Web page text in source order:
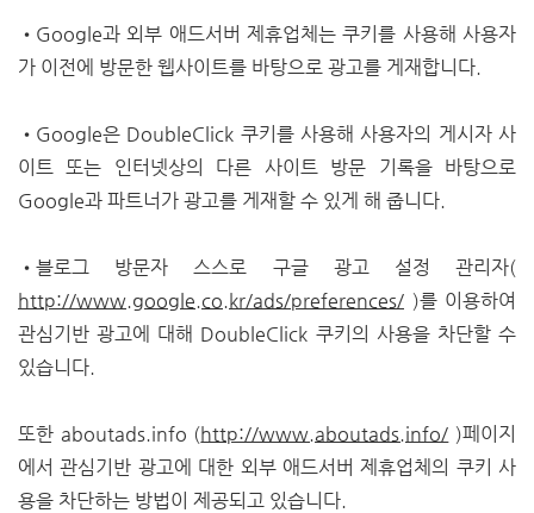
•Google과 외부 애드서버 제휴업체는 쿠키를 사용해 사용자
가 이전에 방문한 웹사이트를 바탕으로 광고를 게재합니다.
•Google은 DoubleClick 쿠키를 사용해 사용자의 게시자 사
이트 또는 인터넷상의 다른 사이트 방문 기록을 바탕으로
Google과 파트너가 광고를 게재할 수 있게 해 줍니다.
•블로그 방문자 스스로 구글 광고 설정 관리자(
http://www.google.co.kr/ads/preferences/ )를 이용하여
관심기반 광고에 대해 DoubleClick 쿠키의 사용을 차단할 수
있습니다.
또한 aboutads.info (http://www.aboutads.info/ )페이지
에서 관심기반 광고에 대한 외부 애드서버 제휴업체의 쿠키 사
용을 차단하는 방법이 제공되고 있습니다.